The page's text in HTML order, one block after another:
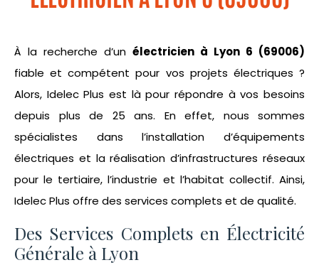
À la recherche d’un électricien à Lyon 6 (69006)
fiable et compétent pour vos projets électriques ?
Alors, Idelec Plus est là pour répondre à vos besoins
depuis plus de 25 ans. En effet, nous sommes
spécialistes dans l’installation d’équipements
électriques et la réalisation d’infrastructures réseaux
pour le tertiaire, l’industrie et l’habitat collectif. Ainsi,
Idelec Plus offre des services complets et de qualité.
Des Services Complets en Électricité
Générale à Lyon